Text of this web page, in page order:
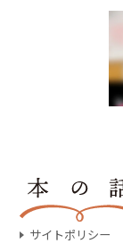
サイトポリシー